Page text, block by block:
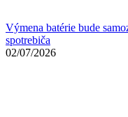
Výmena batérie bude
spotrebiča
02/07/2026